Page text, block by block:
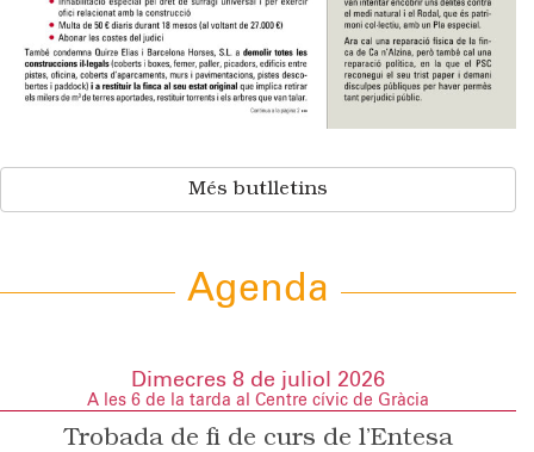
Més butlletins
Agenda
Dimecres 8 de juliol 2026
A les 6 de la tarda al Centre cívic de Gràcia
Trobada de fi de curs de l’Entesa